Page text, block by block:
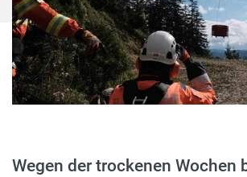
Wegen der trockenen Wochen